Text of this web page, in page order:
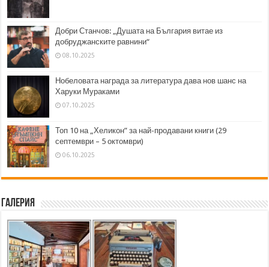
Добри Станчов: „Душата на България витае из
добруджанските равнини“
08.10.2025
Нобеловата награда за литература дава нов шанс на
Харуки Мураками
07.10.2025
Топ 10 на „Хеликон” за най-продавани книги (29
септември – 5 октомври)
06.10.2025
Галерия